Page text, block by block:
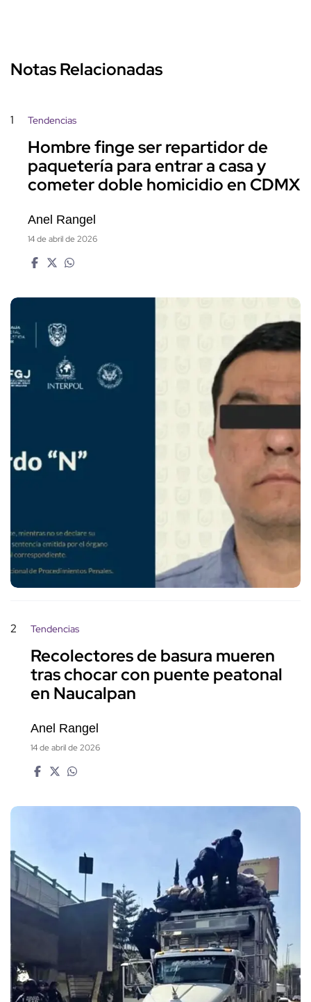
Notas Relacionadas
1 Tendencias
Hombre finge ser repartidor de
paquetería para entrar a casa y
cometer doble homicidio en CDMX
Anel Rangel
14 de abril de 2026
2 Tendencias
Recolectores de basura mueren
tras chocar con puente peatonal
en Naucalpan
Anel Rangel
14 de abril de 2026